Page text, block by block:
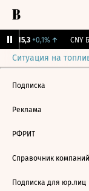
115,3 +0,1%↑ CNY
Ситуация на
Подписка
Реклама
РФРИТ
Справочник компаний
Подписка для юр.лиц